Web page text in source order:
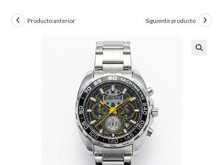
Producto anterior Siguiente producto